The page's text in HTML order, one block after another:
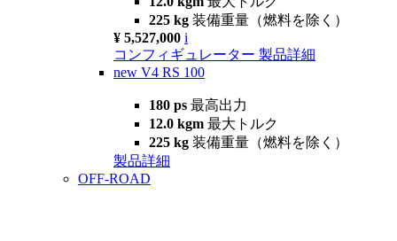
225 kg 装備重量（燃料を除く）
¥ 5,527,000 i
コンフィギュレーター 製品詳細
new V4 RS 100
180 ps 最高出力
12.0 kgm 最大トルク
225 kg 装備重量（燃料を除く）
製品詳細
OFF-ROAD